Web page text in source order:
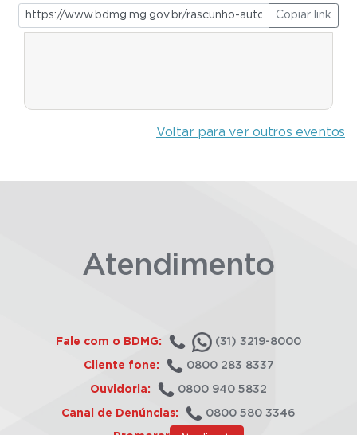
Copiar link
Voltar para ver outros eventos
Atendimento
Fale com o BDMG: (31) 3219-8000
Cliente fone: 0800 283 8337
Ouvidoria: 0800 940 5832
Canal de Denúncias: 0800 580 3346